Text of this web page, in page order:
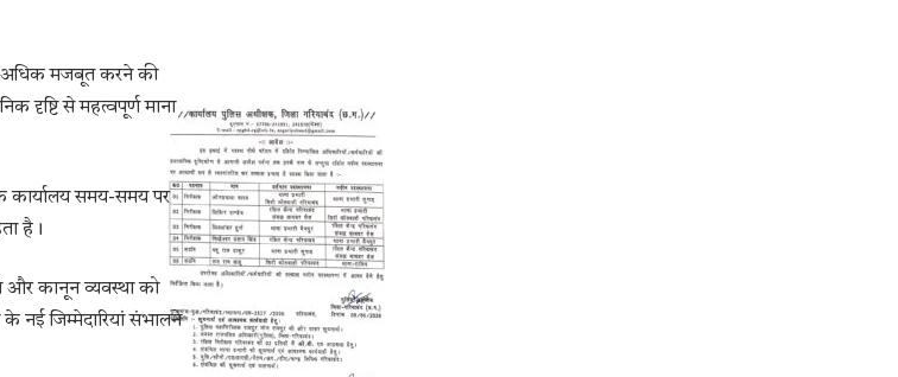
अधिक मजबूत करने की
दृष्टि से महत्वपूर्ण माना
कार्यालय समय-समय पर
है।
और कानून व्यवस्था को
नई जिम्मेदारियां संभालने